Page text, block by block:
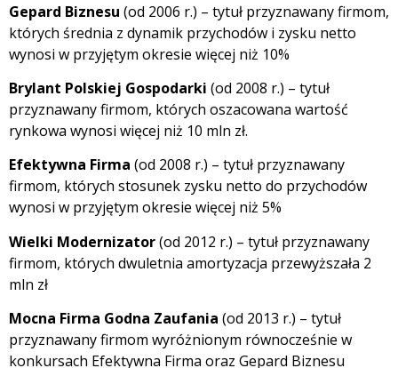
Gepard Biznesu (od 2006 r.) – tytuł przyznawany firmom,
których średnia z dynamik przychodów i zysku netto
wynosi w przyjętym okresie więcej niż 10%
Brylant Polskiej Gospodarki (od 2008 r.) – tytuł
przyznawany firmom, których oszacowana wartość
rynkowa wynosi więcej niż 10 mln zł.
Efektywna Firma (od 2008 r.) – tytuł przyznawany
firmom, których stosunek zysku netto do przychodów
wynosi w przyjętym okresie więcej niż 5%
Wielki Modernizator(od 2012 r.) – tytuł przyznawany
firmom, których dwuletnia amortyzacja przewyższała 2
mln zł
Mocna Firma Godna Zaufania (od 2013 r.) – tytuł
przyznawany firmom wyróżnionym równocześnie w
konkursach Efektywna Firma oraz Gepard Biznesu